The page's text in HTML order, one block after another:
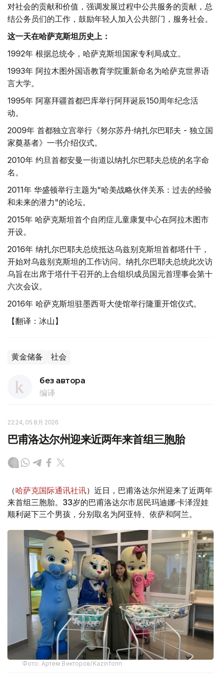
对社会的贡献和价值，强调发展过程中公共服务的贡献，总
结公务员们的工作，鼓励年轻人加入公共部门，服务社会。
这一天在哈萨克斯坦历史上：
1992年 根据总统令，哈萨克斯坦国家专利局成立。
1993年 阿拉木图外国语教育学院重新命名为哈萨克世界语
言大学。
1995年 阿塞拜疆首都巴库举行阿拜诞辰150周年纪念活
动。
2009年 首都独立宫举行《努尔苏丹·纳扎尔巴耶夫 - 独立国
家奠基者》一书介绍仪式。
2010年 约旦首都安曼一街道以纳扎尔巴耶夫总统的名字命
名。
2011年 华盛顿举行主题为"哈美战略伙伴关系：过去的经验
和未来的潜力"的论坛。
2015年 哈萨克斯坦首个自闭症儿童康复中心在阿拉木图市
开设。
2016年 纳扎尔巴耶夫总统抵达乌兹别克斯坦首都塔什干，
开始对乌兹别克斯坦的工作访问。纳扎尔巴耶夫总统此次访
乌旨在出席于塔什干召开的上合组织成员国元首理事会第十
六次会议。
2016年 哈萨克斯坦驻墨西哥大使馆举行隆重开馆仪式。
【翻译：冰山】
黄金储备 社会
без автора
编译
22:24, 05 8月 2026
巴甫洛达尔州迎来近两年来首组三胞胎
（哈萨克国际通讯社讯）近日，巴甫洛达尔州迎来了近两年
来首组三胞胎。33岁的巴甫洛达尔市居民玛迪娜·卡泽涅娃
顺利诞下三个男孩，分别取名为阿亚特、依萨和阿兰。
Фото: Артем Викторов/Kazinform